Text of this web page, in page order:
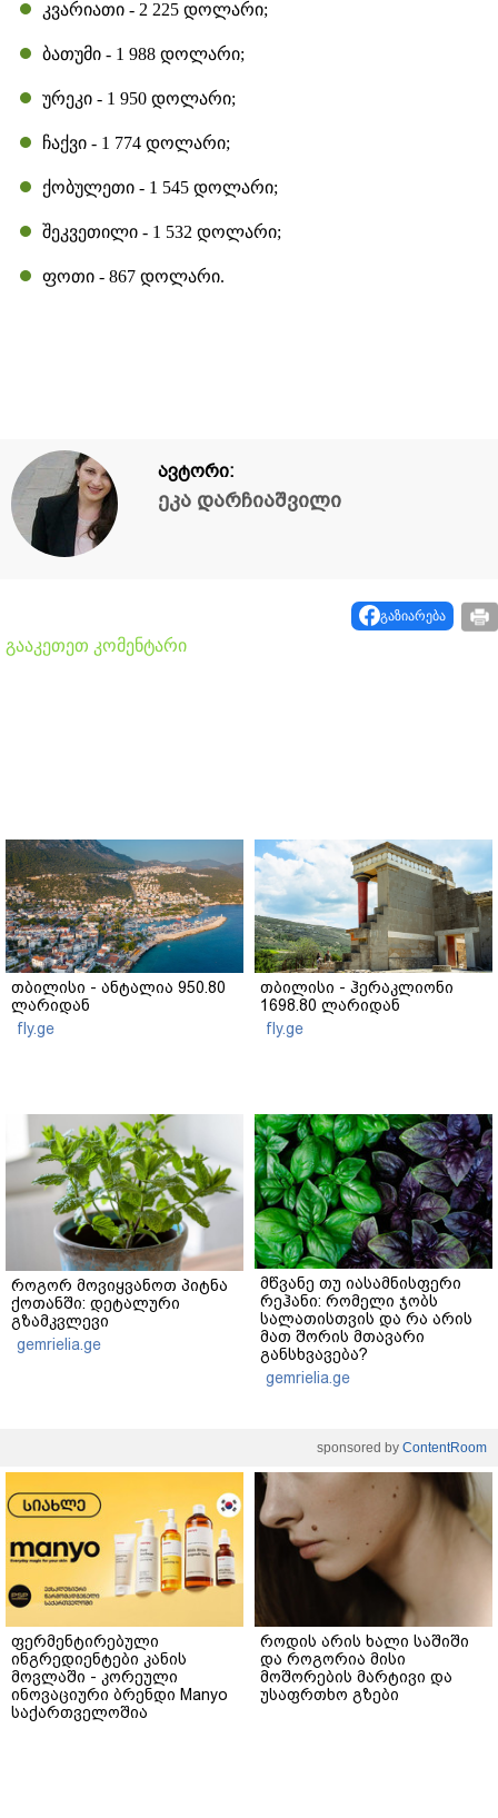
კვარიათი - 2 225 დოლარი;
ბათუმი - 1 988 დოლარი;
ურეკი - 1 950 დოლარი;
ჩაქვი - 1 774 დოლარი;
ქობულეთი - 1 545 დოლარი;
შეკვეთილი - 1 532 დოლარი;
ფოთი - 867 დოლარი.
ავტორი:
ეკა დარჩიაშვილი
გაზიარება
გააკეთეთ კომენტარი
თბილისი - ანტალია 950.80
ლარიდან
fly.ge
თბილისი - ჰერაკლიონი
1698.80 ლარიდან
fly.ge
როგორ მოვიყვანოთ პიტნა
ქოთანში: დეტალური
გზამკვლევი
gemrielia.ge
მწვანე თუ იასამნისფერი
რეჰანი: რომელი ჯობს
სალათისთვის და რა არის
მათ შორის მთავარი
განსხვავება?
gemrielia.ge
sponsored by ContentRoom
ფერმენტირებული
ინგრედიენტები კანის
მოვლაში - კორეული
ინოვაციური ბრენდი Manyo
საქართველოშია
როდის არის ხალი საშიში
და როგორია მისი
მოშორების მარტივი და
უსაფრთხო გზები